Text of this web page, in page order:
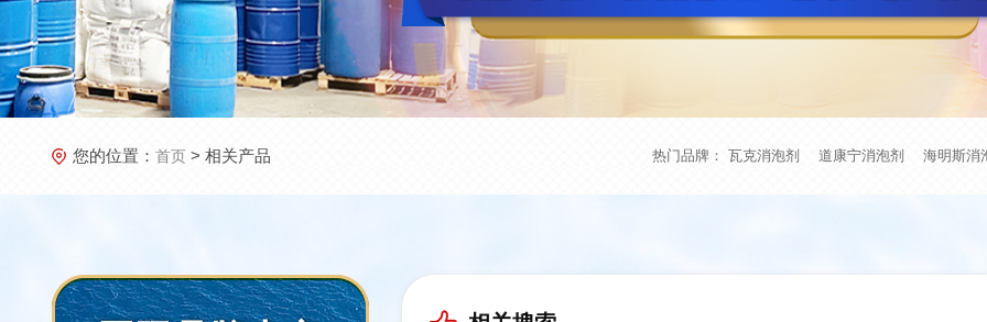
您的位置： 首页 > 相关产品 热门品牌： 瓦克消泡剂 道康宁消泡剂 海明斯消